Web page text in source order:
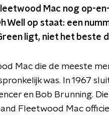
Mac nog op-
Well op staat: een
ligt, niet het beste
Mac die de meeste
was. In 1967
en Bob Brunning.
Fleetwood Mac